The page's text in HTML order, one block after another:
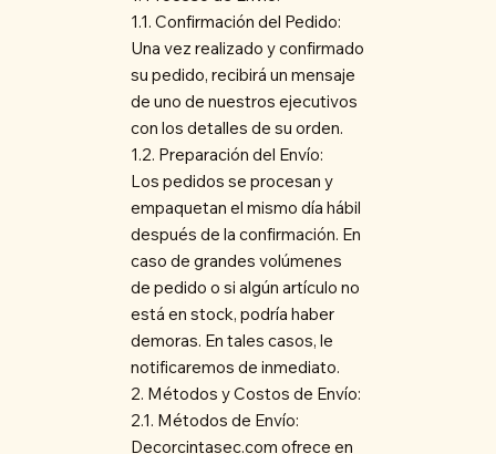
1.1. Confirmación del Pedido:
Una vez realizado y confirmado
su pedido, recibirá un mensaje
de uno de nuestros ejecutivos
con los detalles de su orden.
1.2. Preparación del Envío:
Los pedidos se procesan y
empaquetan el mismo día hábil
después de la confirmación. En
caso de grandes volúmenes
de pedido o si algún artículo no
está en stock, podría haber
demoras. En tales casos, le
notificaremos de inmediato.
2. Métodos y Costos de Envío:
2.1. Métodos de Envío:
Decorcintasec.com ofrece en